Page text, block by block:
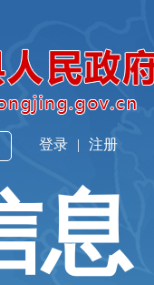
登录 | 注册
息